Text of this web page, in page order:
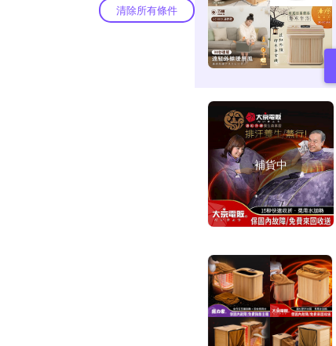
清除所有條件
補貨中